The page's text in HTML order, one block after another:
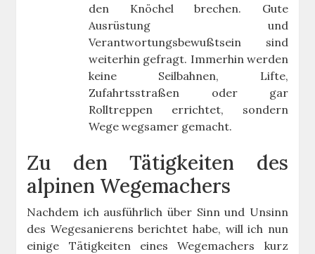
den Knöchel brechen. Gute
Ausrüstung und
Verantwortungsbewußtsein sind
weiterhin gefragt. Immerhin werden
keine Seilbahnen, Lifte,
Zufahrtsstraßen oder gar
Rolltreppen errichtet, sondern
Wege wegsamer gemacht.
Zu den Tätigkeiten des
alpinen Wegemachers
Nachdem ich ausführlich über Sinn und Unsinn
des Wegesanierens berichtet habe, will ich nun
einige Tätigkeiten eines Wegemachers kurz